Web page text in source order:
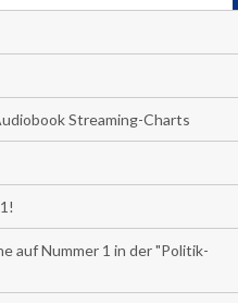
Streaming-Charts
auf Nummer 1 in der "Politik-